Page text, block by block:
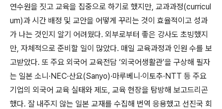
연수원을 짓고 교육을 집중으로 하기로 했지만, 교과과정(curricul
um)과 시간 배정 및 교안을 어떻게 꾸리는 것이 효율적이고 성과
가 나는 것인지 알기 어려웠다. 외부로부터 좋은 강사도 초빙했지
만, 자체적으로 준비할 일이 많았다. 매일 교육과정과 인원 수를 보
고받았다. 또 주요 외국어 교육전담 ‘외국어생활관’을 구상해 필자
는 일본 소니·NEC·산요(Sanyo)·마루베니·이토추·NTT 등 주요
기업의 외국어 교육 실태와 제도, 교육 현장을 탐방해 보고드리곤
했다. 잘 내주지 않는 일본 교재를 수집해 번역 응용했고 선진국 회